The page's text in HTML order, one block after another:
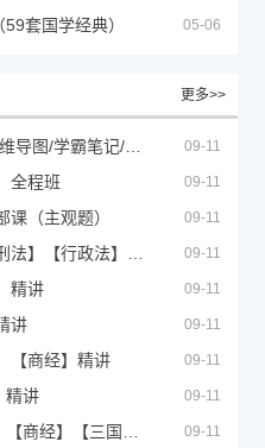
套国学经典） 05-06
更多>>
09-11
全程班 09-11
（主观题） 09-11
09-11
精讲 09-11
讲 09-11
【商经】精讲 09-11
精讲 09-11
09-11